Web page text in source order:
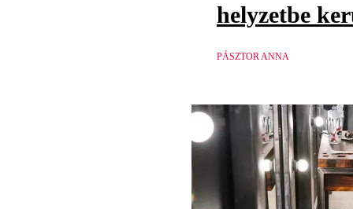
helyzetbe
PÁSZTOR ANNA